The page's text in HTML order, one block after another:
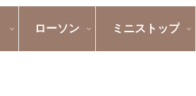
ローソン ミニストップ